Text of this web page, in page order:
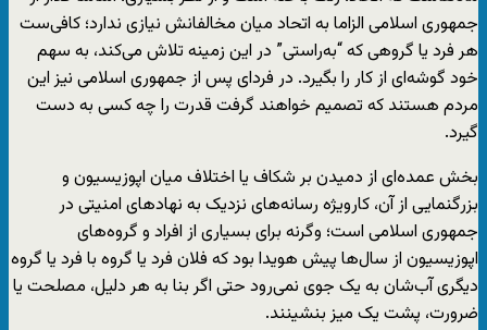
جمهوری اسلامی الزاما به اتحاد میان مخالفانش نیازی ندارد؛ کافی‌ست
هر فرد یا گروهی که “به‌راستی” در این زمینه تلاش می‌کند، به سهم
خود گوشه‌ای از کار را بگیرد. در فردای پس از جمهوری اسلامی نیز این
مردم هستند که تصمیم خواهند گرفت قدرت را چه کسی به دست
گیرد.
بخش عمده‌ای از دمیدن بر شکاف یا اختلاف میان اپوزیسیون و
بزرگنمایی از آن، کارویژه رسانه‌های نزدیک به نهادهای امنیتی در
جمهوری اسلامی است؛ وگرنه برای بسیاری از افراد و گروه‌های
اپوزیسیون از سال‌ها پیش هویدا بود که فلان فرد یا گروه با فرد یا گروه
دیگری آب‌شان به یک جوی نمی‌رود حتی اگر بنا به هر دلیل، مصلحت یا
ضرورت، پشت یک میز بنشینند.